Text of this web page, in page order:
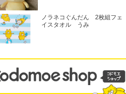
ノラネコぐんだん 2枚組フェ
イスタオル うみ